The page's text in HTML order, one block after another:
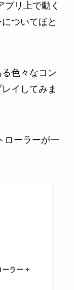
プリ上で動く
ついてほと
色々なコン
イしてみま
ローラーが一
ーラー +